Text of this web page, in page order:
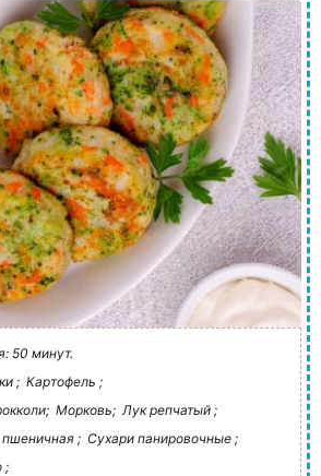
50 минут.
; Картофель ;
Морковь; Лук репчатый ;
; Сухари панировочные ;
;